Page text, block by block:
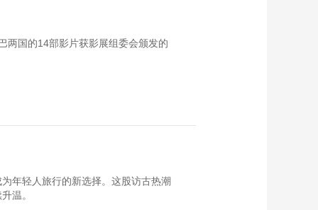
两国的14部影片获影展组委会颁发的
年轻人旅行的新选择。这股访古热潮
温。